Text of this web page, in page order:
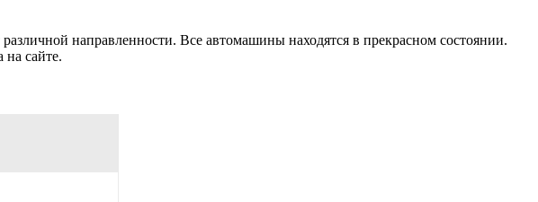
направленности. Все автомашины находятся в прекрасном состоянии.
на сайте.